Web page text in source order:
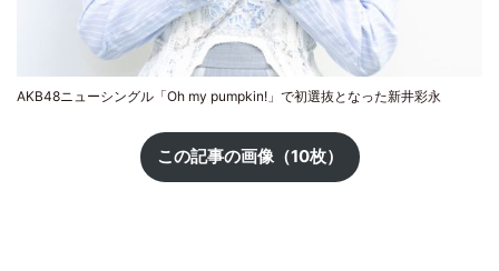
AKB48ニューシングル「Oh my pumpkin!」で初選抜となった新井彩永
この記事の画像（10枚）